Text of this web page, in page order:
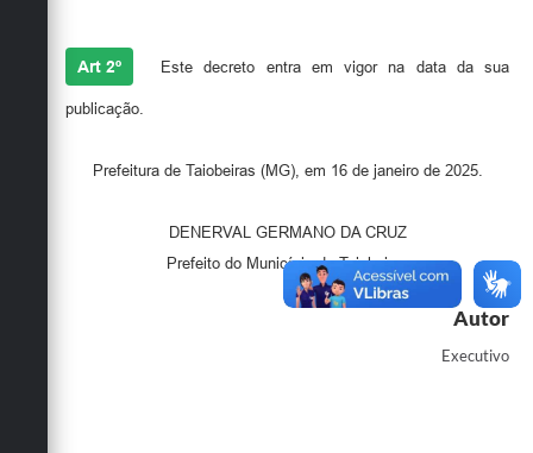
Art 2º Este decreto entra em vigor na data da sua
publicação.
Prefeitura de Taiobeiras (MG), em 16 de janeiro de 2025.
DENERVAL GERMANO DA CRUZ
Prefeito do Município de Taiobeiras
Autor
Executivo